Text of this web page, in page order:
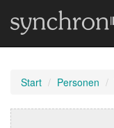
Start Personen